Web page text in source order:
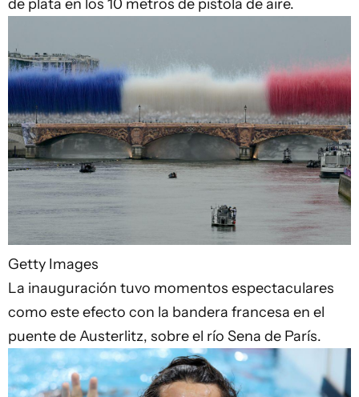
de plata en los 10 metros de pistola de aire.
Getty Images
La inauguración tuvo momentos espectaculares
como este efecto con la bandera francesa en el
puente de Austerlitz, sobre el río Sena de París.